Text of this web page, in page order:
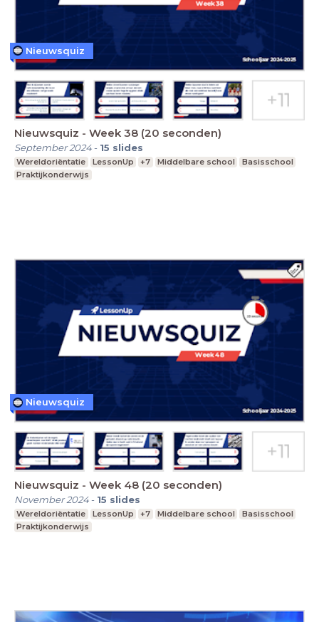
Nieuwsquiz - Week 38 (20 seconden)
September 2024- 15 slides
Wereldoriëntatie LessonUp +7 Middelbare school
Basisschool
Praktijkonderwijs
Nieuwsquiz
Nieuwsquiz - Week 48 (20 seconden)
November 2024- 15 slides
Wereldoriëntatie LessonUp +7 Middelbare school
Basisschool
Praktijkonderwijs
Nieuwsquiz